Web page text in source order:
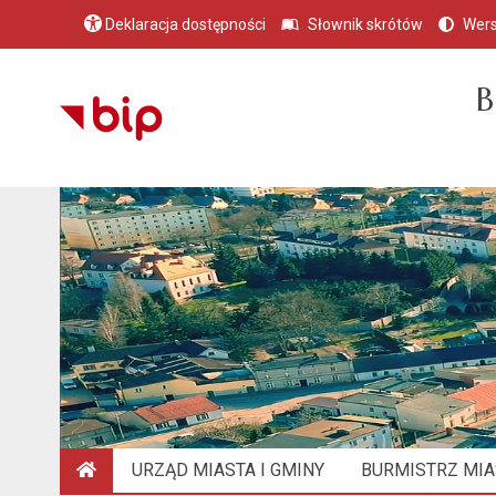
Deklaracja dostępności Słownik skrótów
URZĄD MIASTA I GMINY BURMISTRZ